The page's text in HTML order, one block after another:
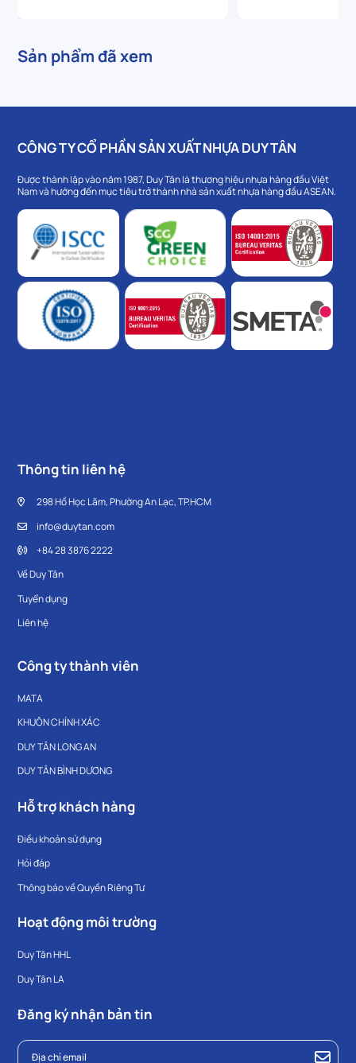
Sản phẩm đã xem
CÔNG TY CỔ PHẦN SẢN XUẤT NHỰA DUY TÂN
Được thành lập vào năm 1987, Duy Tân là thương hiệu nhựa hàng đầu Việt
Nam và hướng đến mục tiêu trở thành nhà sản xuất nhựa hàng đầu ASEAN.
Thông tin liên hệ
298 Hồ Học Lãm, Phường An Lạc, TP.HCM
info@duytan.com
+84 28 3876 2222
Về Duy Tân
Tuyển dụng
Liên hệ
Công ty thành viên
MATA
KHUÔN CHÍNH XÁC
DUY TÂN LONG AN
DUY TÂN BÌNH DƯƠNG
Hỗ trợ khách hàng
Điều khoản sử dụng
Hỏi đáp
Thông báo về Quyền Riêng Tư
Hoạt động môi trường
Duy Tân HHL
Duy Tân LA
Đăng ký nhận bản tin